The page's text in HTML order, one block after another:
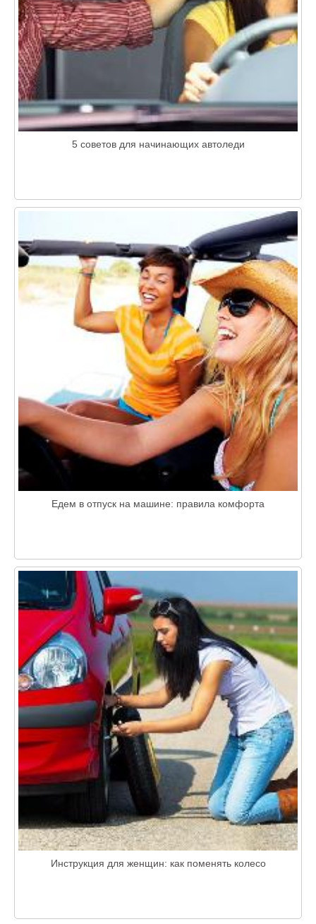
5 советов для начинающих автоледи
Едем в отпуск на машине: правила комфорта
Инструкция для женщин: как поменять колесо